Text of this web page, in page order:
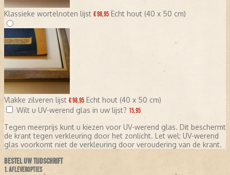
Klassieke wortelnoten lijst € 98,95 Echt hout (40 x 50 cm)
Vlakke zilveren lijst € 98,95 Echt hout (40 x 50 cm)
Wilt u UV-werend glas in uw lijst? 15,95
Tegen meerprijs kunt u kiezen voor UV-werend glas. Dit beschermt
de krant tegen verkleuring door het zonlicht. Let wel: UV-werend
glas voorkomt niet de verkleuring door veroudering van de krant.
BESTEL UW TIJDSCHRIFT
1. AFLEVEROPTIES